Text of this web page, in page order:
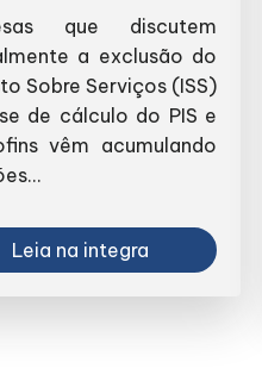
que discutem
a exclusão do
Sobre Serviços (ISS)
de cálculo do PIS e
vêm acumulando
Leia na integra